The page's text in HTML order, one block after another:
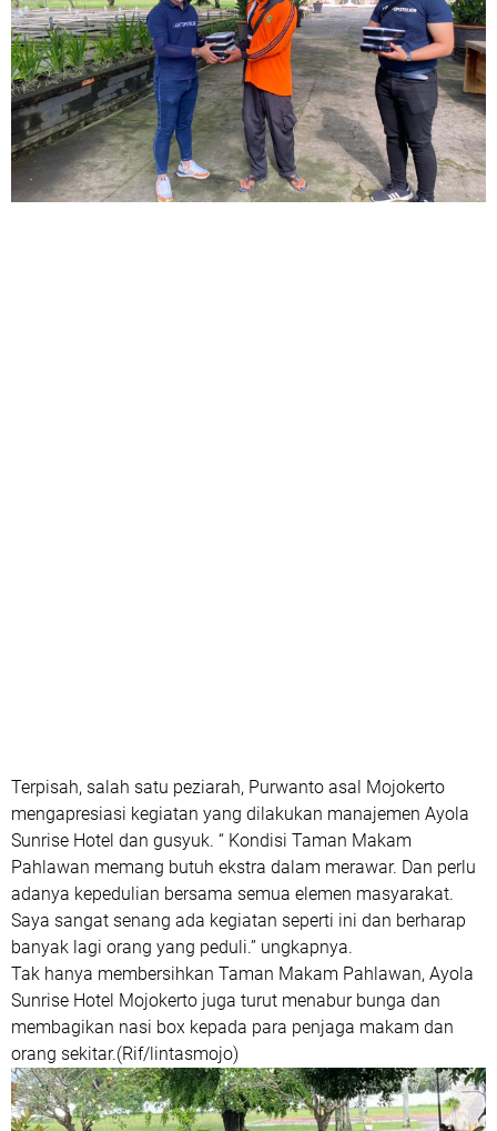
Terpisah, salah satu peziarah, Purwanto asal Mojokerto
mengapresiasi kegiatan yang dilakukan manajemen Ayola
Sunrise Hotel dan gusyuk. “ Kondisi Taman Makam
Pahlawan memang butuh ekstra dalam merawar. Dan perlu
adanya kepedulian bersama semua elemen masyarakat.
Saya sangat senang ada kegiatan seperti ini dan berharap
banyak lagi orang yang peduli.” ungkapnya.
Tak hanya membersihkan Taman Makam Pahlawan, Ayola
Sunrise Hotel Mojokerto juga turut menabur bunga dan
membagikan nasi box kepada para penjaga makam dan
orang sekitar.(Rif/lintasmojo)